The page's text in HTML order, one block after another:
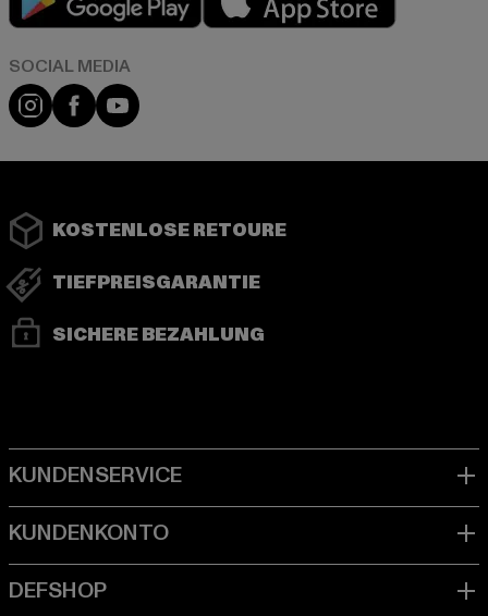
Instagram
FacebookYouTube
KOSTENLOSE RETOURE
TIEFPREISGARANTIE
SICHERE BEZAHLUNG